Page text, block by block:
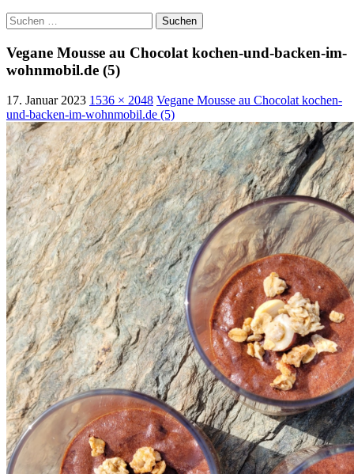
Suchen
nach:
Vegane Mousse au Chocolat kochen-und-backen-im-
wohnmobil.de (5)
17. Januar 2023 1536 × 2048 Vegane Mousse au Chocolat kochen-
und-backen-im-wohnmobil.de (5)